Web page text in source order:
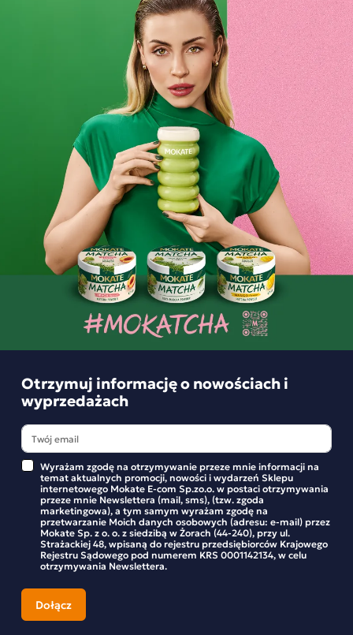
CZY KAWA JEST ZDROWA?
Kawa jest niewątpliwie jednym z najpopularniejszych
napojów w dziejach ludzkości. Badania wykazują, że na
świecie spożywanych jest około 2 mld filiżanek kawy
dziennie przez populację około 80% dorosłych ludzi.
Nie od dziś wiadomo, że filiżanka tego naparu w
codziennej diecie wpływa pozytywnie zarówno na nasze
zdrowie, jak i samopoczucie. Temat kawy bardzo często
przewija się w dyskusjach na temat ogólnego zdrowia
człowieka, a zdania nierzadko potrafią być podzielone.
Jeżeli chcesz dowiedzieć...
CZY KAWA WYPŁUKUJE MAGNEZ?
Kawa jest jednym z najpopularniejszych napojów na
świecie. Nic dziwnego, ma wyjątkowy smak i aromat, a
także zawiera kofeinę, która jest naturalnym
stymulantem. Kofeina pobudza układ nerwowy i
pomaga zmniejszyć uczucie zmęczenia, dlatego też
często jest spożywana rano, aby pomóc nam rozpocząć
Otrzymuj informację o nowościach i
wyprzedażach
Wyrażam zgodę na otrzymywanie przeze mnie informacji na
temat aktualnych promocji, nowości i wydarzeń Sklepu
internetowego Mokate E-com Sp.zo.o. w postaci otrzymywania
przeze mnie Newslettera (mail, sms), (tzw. zgoda
marketingowa), a tym samym wyrażam zgodę na
przetwarzanie Moich danych osobowych (adresu: e-mail) przez
Mokate Sp. z o. o. z siedzibą w Żorach (44-240), przy ul.
Strażackiej 48, wpisaną do rejestru przedsiębiorców Krajowego
Rejestru Sądowego pod numerem KRS 0001142134, w celu
otrzymywania Newslettera.